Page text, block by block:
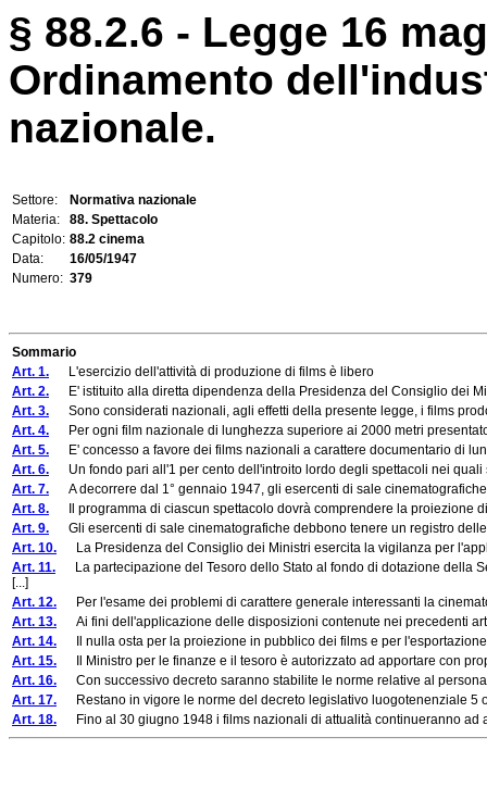
§ 88.2.6 - Legge 16
Ordinamento
nazionale.
Settore:
Normativa nazionale
Materia:
88. Spettacolo
Capitolo: 88.2 cinema
Data:
16/05/1947
Numero: 379
Sommario
Art. 1. L'esercizio dell'attività di produzione di films è libero
Art. 2. E' istituito alla diretta dipendenza della Presidenza del Consiglio dei
Art. 3. Sono considerati nazionali, agli effetti della presente legge, i films
Art. 4. Per ogni film nazionale di lunghezza superiore ai 2000 metri
Art. 5. E' concesso a favore dei films nazionali a carattere documentario di
Art. 6. Un fondo pari all'1 per cento dell'introito lordo degli spettacoli nei quali
Art. 7. A decorrere dal 1° gennaio 1947, gli esercenti di sale
Art. 8. Il programma di ciascun spettacolo dovrà comprendere la proiezione
Art. 9. Gli esercenti di sale cinematografiche debbono tenere un registro
Art. 10. La Presidenza del Consiglio dei Ministri esercita la vigilanza per
Art. 11. La partecipazione del Tesoro dello Stato al fondo di dotazione della
[...]
Art. 12. Per l'esame dei problemi di carattere generale interessanti la
Art. 13. Ai fini dell'applicazione delle disposizioni contenute nei precedenti
Art. 14. Il nulla osta per la proiezione in pubblico dei films e per
Art. 15. Il Ministro per le finanze e il tesoro è autorizzato ad apportare con
Art. 16. Con successivo decreto saranno stabilite le norme relative al
Art. 17. Restano in vigore le norme del decreto legislativo luogotenenziale 5
Art. 18. Fino al 30 giugno 1948 i films nazionali di attualità continueranno ad